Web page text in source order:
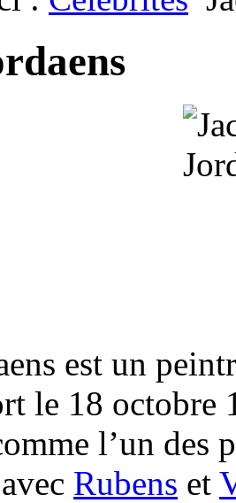
est un
le 18 octobre
l’un des
Rubens et